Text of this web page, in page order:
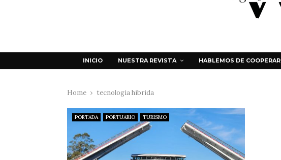
INICIO NUESTRA REVISTA HABLEMOS DE COOPERAR
Home tecnología híbrida
PORTADA PORTUARIO TURISMO